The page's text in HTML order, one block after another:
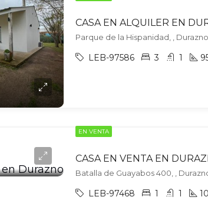
CASA EN ALQUILER EN
Parque de la Hispanidad, , Durazno
LEB-97586 3 1
EN VENTA
CASA EN VENTA EN
Batalla de Guayabos 400, ,
LEB-97468 1 1